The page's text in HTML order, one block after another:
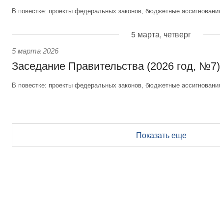
В повестке: проекты федеральных законов, бюджетные
5 марта, четверг
5 марта 2026
Заседание Правительства (2026 год, №7)
В повестке: проекты федеральных законов, бюджетные
Показать еще